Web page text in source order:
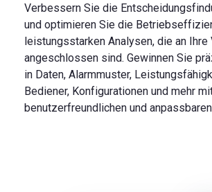
Verbessern Sie die
und optimieren Sie die
leistungsstarken Analysen, die an Ihre
angeschlossen sind. Gewinnen Sie
in Daten, Alarmmuster,
Bediener, Konfigurationen und mehr
benutzerfreundlichen und